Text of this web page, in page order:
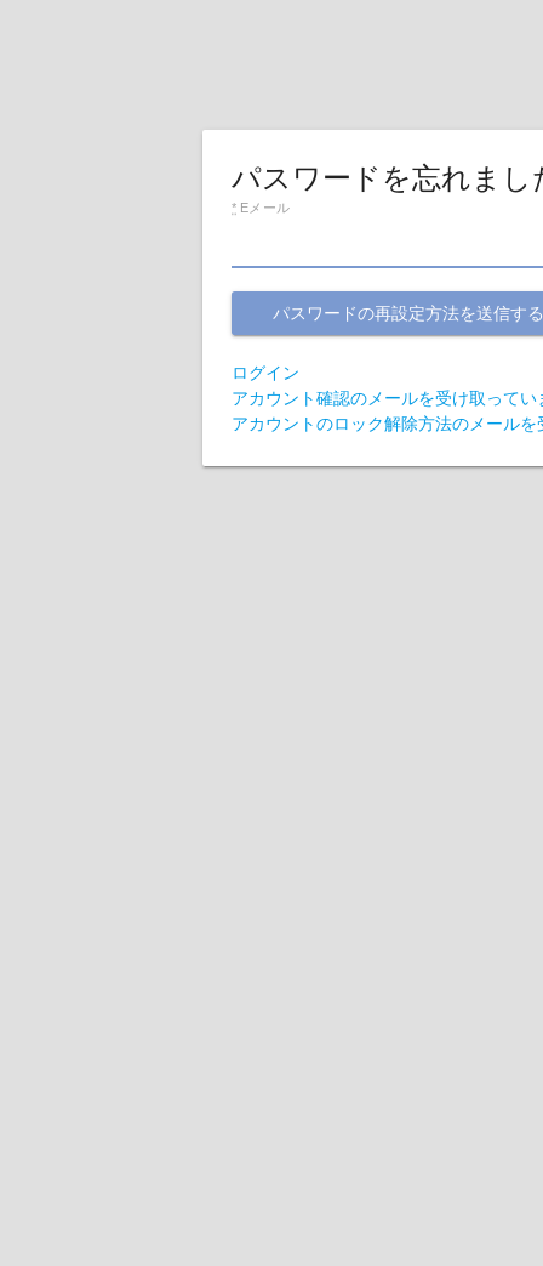
パスワードを忘れまし
*Eメール
ログイン
アカウント確認のメールを受け取ってい
アカウントのロック解除方法のメール